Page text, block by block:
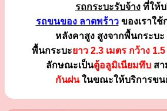
รถกระบะรับจ้าง ที่ให้
รถขนของ ลาดพร้าวของเราใช้
หลังคาสูง สูงจากพื้นกระบะ
พื้นกระบะยาว 2.3 เมตร กว้าง
ลักษณะเป็นตู้อลูมิเนียมทึบ สา
กันฝนในขณะให้บริการขน